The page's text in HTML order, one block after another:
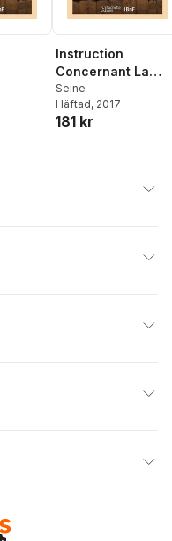
Instruction
Concernant La
Voirie Urbaine.
Signé G. E.
Haussmann 31
Seine
Häftad, 2017
181 kr